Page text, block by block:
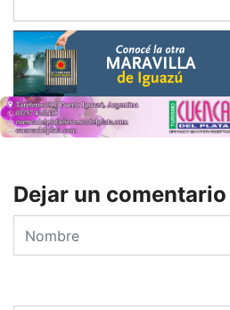
Dejar un comentario